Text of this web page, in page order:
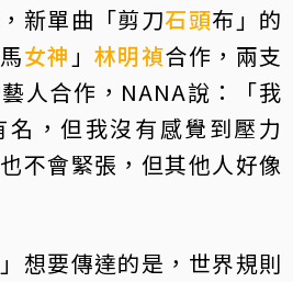
新單曲「剪刀石頭布」的
女神 」林明禎合作，兩支
人合作，NANA說：「我
，但我沒有感覺到壓力
不會緊張，但其他人好像
想要傳達的是，世界規則